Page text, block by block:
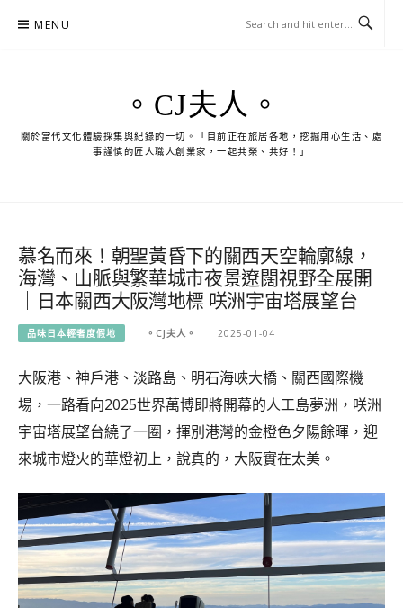
MENU
。CJ夫人。
關於當代文化體驗採集與紀錄的一切。「目前正在旅居各地，挖掘用心生活、處
事謹慎的匠人職人創業家，一起共榮、共好！」
慕名而來！朝聖黃昏下的關西天空輪廓線，
海灣、山脈與繁華城市夜景遼闊視野全展開
｜日本關西大阪灣地標 咲洲宇宙塔展望台
品味日本輕奢度假地 。CJ夫人。 2025-01-04
大阪港、神戶港、淡路島、明石海峽大橋、關西國際機
場，一路看向2025世界萬博即將開幕的人工島夢洲，咲洲
宇宙塔展望台繞了一圈，揮別港灣的金橙色夕陽餘暉，迎
來城市燈火的華燈初上，說真的，大阪實在太美。